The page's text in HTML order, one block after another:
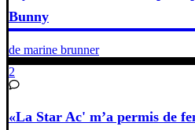
Bunny
de marine brunner
2
«La Star Ac' m’a permis de